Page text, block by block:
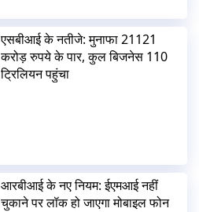
एसबीआई के नतीजे: मुनाफा 21121
करोड़ रुपये के पार, कुल बिजनेस 110
ट्रिलियन पहुंचा
आरबीआई के नए नियम: ईएमआई नहीं
चुकाने पर लॉक हो जाएगा मोबाइल फोन